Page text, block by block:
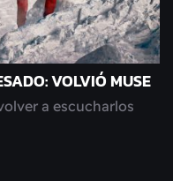
VOLVIÓ MUSE
a escucharlos